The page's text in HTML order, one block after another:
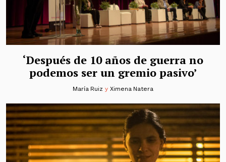
‘Después de 10 años de guerra no
podemos ser un gremio pasivo’
María Ruiz y Ximena Natera